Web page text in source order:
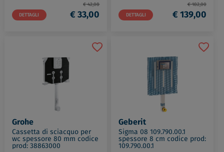
DETTAGLI
€ 42,08
€ 33,00 DETTAGLI
€ 182,00
€ 139,00
Grohe
Cassetta di sciacquo per
wc spessore 80 mm codice
prod: 38863000
Geberit
Sigma 08 109.790.00.1
spessore 8 cm codice prod:
109.790.00.1